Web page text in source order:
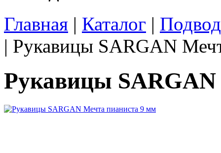
Главная | Каталог |
| Рукавицы SARGAN
Рукавицы